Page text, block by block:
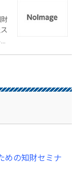
めの知財セミナ